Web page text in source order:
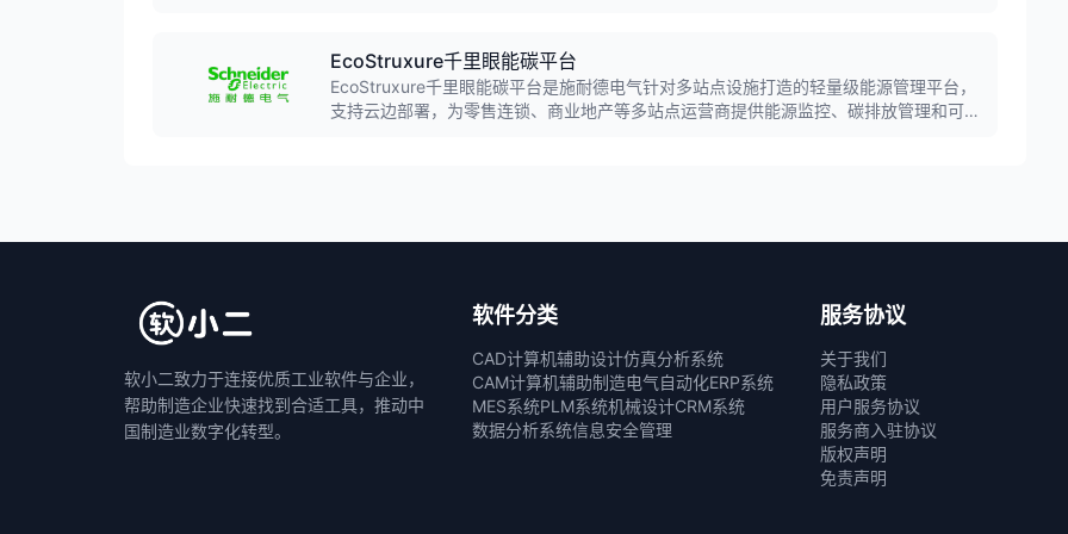
EcoStruxure千里眼能碳平台
EcoStruxure千里眼能碳平台是施耐德电气针对多站点设施打造的轻量级能源管理平台，
支持云边部署，为零售连锁、商业地产等多站点运营商提供能源监控、碳排放管理和可持
软小二致力于连接优质工业软件与企业，
帮助制造企业快速找到合适工具，推动中
国制造业数字化转型。
软件分类
CAD计算机辅助设计仿真分析系统
CAM计算机辅助制造电气自动化ERP系统
MES系统PLM系统机械设计CRM系统
数据分析系统信息安全管理
服务协议
关于我们
隐私政策
用户服务协议
服务商入驻协议
版权声明
免责声明